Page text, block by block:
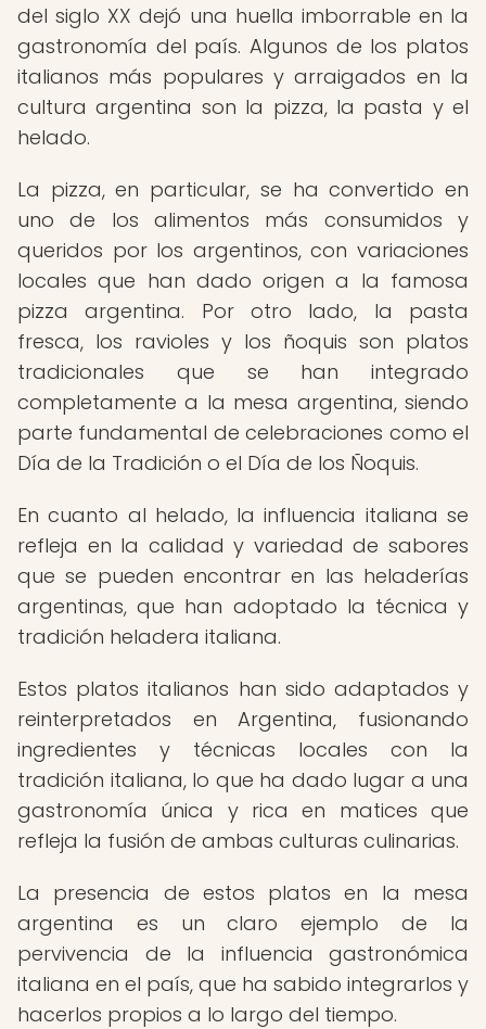
del siglo XX dejó una huella imborrable en la
gastronomía del país. Algunos de los platos
italianos más populares y arraigados en la
cultura argentina son la pizza, la pasta y el
helado.
La pizza, en particular, se ha convertido en
uno de los alimentos más consumidos y
queridos por los argentinos, con variaciones
locales que han dado origen a la famosa
pizza argentina. Por otro lado, la pasta
fresca, los ravioles y los ñoquis son platos
tradicionales que se han integrado
completamente a la mesa argentina, siendo
parte fundamental de celebraciones como el
Día de la Tradición o el Día de los Ñoquis.
En cuanto al helado, la influencia italiana se
refleja en la calidad y variedad de sabores
que se pueden encontrar en las heladerías
argentinas, que han adoptado la técnica y
tradición heladera italiana.
Estos platos italianos han sido adaptados y
reinterpretados en Argentina, fusionando
ingredientes y técnicas locales con la
tradición italiana, lo que ha dado lugar a una
gastronomía única y rica en matices que
refleja la fusión de ambas culturas culinarias.
La presencia de estos platos en la mesa
argentina es un claro ejemplo de la
pervivencia de la influencia gastronómica
italiana en el país, que ha sabido integrarlos y
hacerlos propios a lo largo del tiempo.